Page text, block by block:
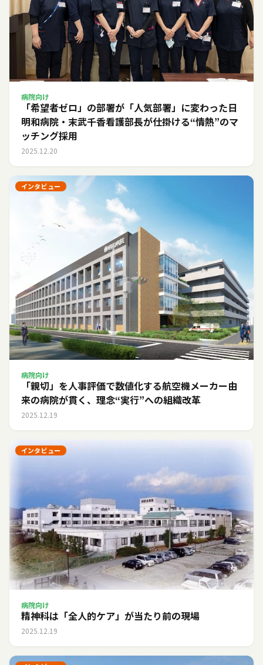
病院向け
「希望者ゼロ」の部署が「人気部署」に変わった日――
明和病院・末武千香看護部長が仕掛ける“情熱”のマ
ッチング採用
2025.12.20
インタビュー
病院向け
「親切」を人事評価で数値化する――航空機メーカー由
来の病院が貫く、理念“実行”への組織改革
2025.12.19
インタビュー
病院向け
精神科は「全人的ケア」が当たり前の現場
2025.12.19